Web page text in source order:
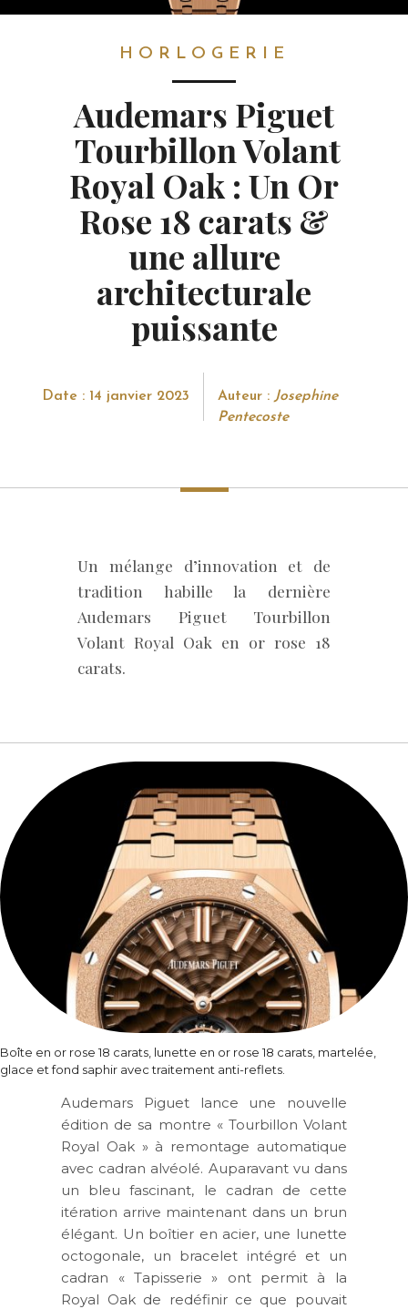
HORLOGERIE
Audemars Piguet
Tourbillon Volant
Royal Oak : Un Or
Rose 18 carats &
une allure
architecturale
puissante
Date : 14 janvier 2023 Auteur : Josephine
Pentecoste
Un mélange d’innovation et de
tradition habille la dernière
Audemars Piguet Tourbillon
Volant Royal Oak en or rose 18
carats.
Boîte en or rose 18 carats, lunette en or rose 18 carats, martelée,
glace et fond saphir avec traitement anti-reflets.
Audemars Piguet lance une nouvelle
édition de sa montre « Tourbillon Volant
Royal Oak » à remontage automatique
avec cadran alvéolé. Auparavant vu dans
un bleu fascinant, le cadran de cette
itération arrive maintenant dans un brun
élégant. Un boîtier en acier, une lunette
octogonale, un bracelet intégré et un
cadran « Tapisserie » ont permit à la
Royal Oak de redéfinir ce que pouvait